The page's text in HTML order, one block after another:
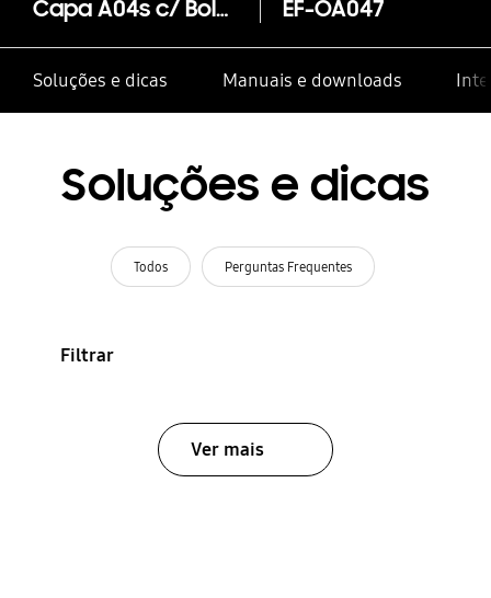
Capa A04s c/ Bolso Cartões Cobre EF-OA047
Soluções e dicas Manuais e downloads
Soluções e dicas
Todos Perguntas Frequentes
Filtrar
Ver mais